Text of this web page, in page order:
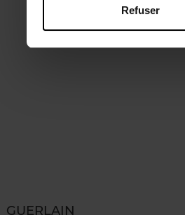
Refuser
GUERLAIN